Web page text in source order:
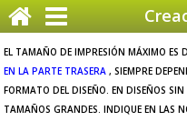
EL TAMAÑO DE IMPRESIÓN MÁXIMO ES
EN LA PARTE TRASERA , SIEMPRE
FORMATO DEL DISEÑO. EN DISEÑOS
TAMAÑOS GRANDES. INDIQUE EN LAS